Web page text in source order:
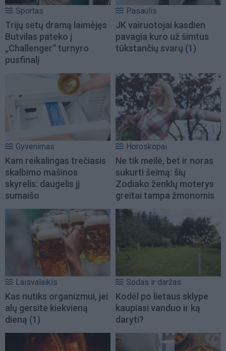
Sportas
Trijų setų dramą laimėjęs
Butvilas pateko į
„Challenger“ turnyro
pusfinalį
Pasaulis
JK vairuotojai kasdien
pavagia kuro už šimtus
tūkstančių svarų (1)
Gyvenimas
Kam reikalingas trečiasis
skalbimo mašinos
skyrelis: daugelis jį
sumaišo
Horoskopai
Ne tik meilė, bet ir noras
sukurti šeimą: šių
Zodiako ženklų moterys
greitai tampa žmonomis
Laisvalaikis
Kas nutiks organizmui, jei
alų gersite kiekvieną
dieną (1)
Sodas ir daržas
Kodėl po lietaus sklype
kaupiasi vanduo ir ką
daryti?